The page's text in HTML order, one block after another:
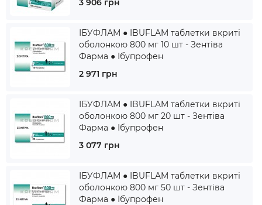
3 906 грн
ІБУФЛАМ ● IBUFLAM таблетки вкриті
оболонкою 800 мг 10 шт - Зентіва
Фарма ● Ібупрофен
2 971 грн
ІБУФЛАМ ● IBUFLAM таблетки вкриті
оболонкою 800 мг 20 шт - Зентіва
Фарма ● Ібупрофен
3 077 грн
ІБУФЛАМ ● IBUFLAM таблетки вкриті
оболонкою 800 мг 50 шт - Зентіва
Фарма ● Ібупрофен